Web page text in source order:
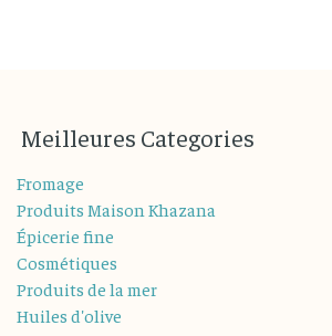
Meilleures Categories
Fromage
Produits Maison Khazana
Épicerie fine
Cosmétiques
Produits de la mer
Huiles d'olive